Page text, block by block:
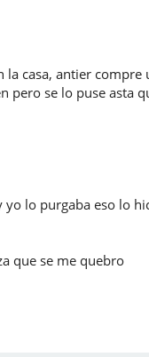
la casa, antier
se lo puse asta
lo purgaba eso lo
que se me quebro